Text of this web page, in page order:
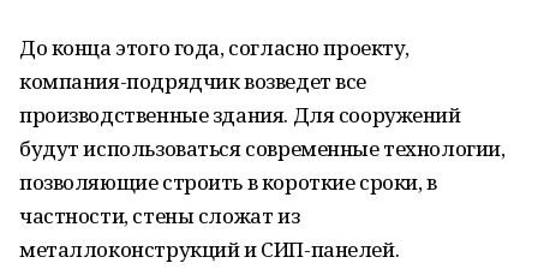
До конца этого года, согласно проекту,
компания-подрядчик возведет все
производственные здания. Для сооружений
будут использоваться современные технологии,
позволяющие строить в короткие сроки, в
частности, стены сложат из
металлоконструкций и СИП-панелей.